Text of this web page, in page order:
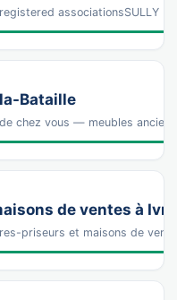
associationsSULLY
Bataille
chez vous — meubles
de ventes à
priseurs et maisons de